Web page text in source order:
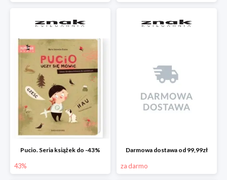
Pucio. Seria książek do -43%
43%
Darmowa dostawa od 99,99zł
za darmo